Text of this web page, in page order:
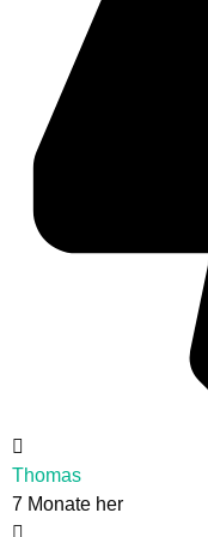
Thomas
7 Monate her